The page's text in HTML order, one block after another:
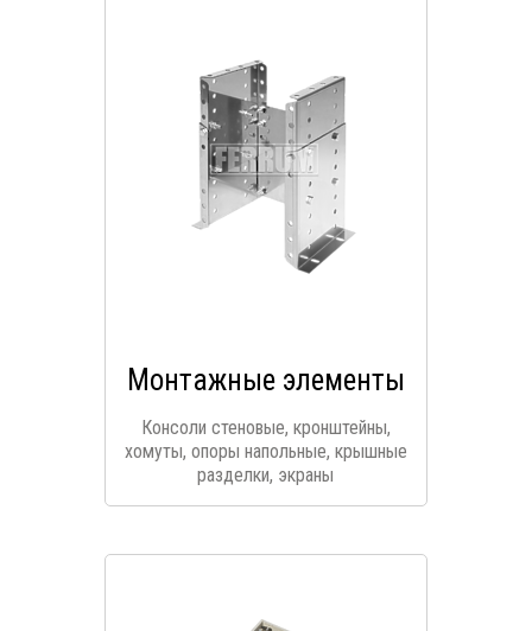
Монтажные элементы
Консоли стеновые, кронштейны,
хомуты, опоры напольные, крышные
разделки, экраны